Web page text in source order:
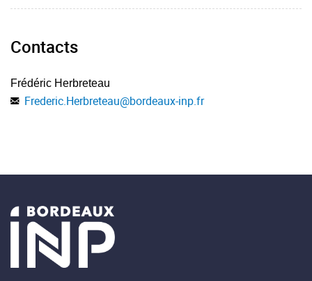
Contacts
Frédéric Herbreteau
Frederic.Herbreteau@bordeaux-inp.fr